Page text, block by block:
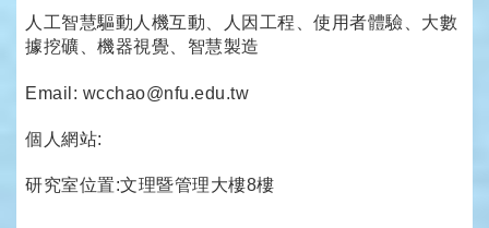
人工智慧驅動人機互動、人因工程、使用者體驗、大數
據挖礦、機器視覺、智慧製造
Email: wcchao@nfu.edu.tw
個人網站:
研究室位置:文理暨管理大樓8樓